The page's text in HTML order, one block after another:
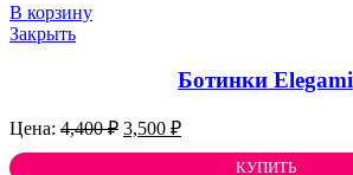
В корзину
Закрыть
Ботинки Elegami
4,400₽ Первоначальная
3,500 ₽Текущая
3,500 ₽.КУПИТЬ